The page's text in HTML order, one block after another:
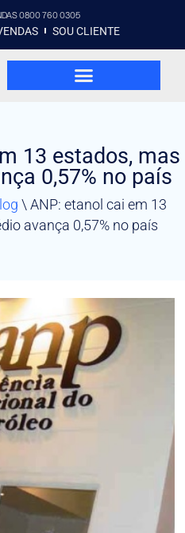
0800 760 0305
SOU CLIENTE
13 estados, mas
0,57% no país
\ ANP: etanol cai em 13
avança 0,57% no país